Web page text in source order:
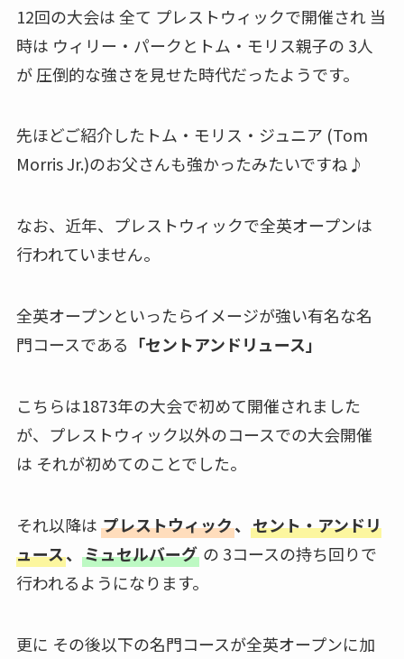
12回の大会は 全て プレストウィックで開催され 当
時は ウィリー・パークとトム・モリス親子の 3人
が 圧倒的な強さを見せた時代だったようです。
先ほどご紹介したトム・モリス・ジュニア (Tom
Morris Jr.)のお父さんも強かったみたいですね♪
なお、近年、プレストウィックで全英オープンは
行われていません。
全英オープンといったらイメージが強い有名な名
門コースである 「セントアンドリュース」
こちらは1873年の大会で初めて開催されました
が、プレストウィック以外のコースでの大会開催
は それが初めてのことでした。
それ以降は プレストウィック、 セント・アンドリ
ュース、 ミュセルバーグの 3コースの持ち回りで
行われるようになります。
更に その後以下の名門コースが全英オープンに加